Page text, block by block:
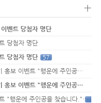
+
벤트 당첨자 명단
당첨자 명단
당첨자 명단
57
홍보 이벤트 "행운에 주인공…
홍보 이벤트 "행운에 주인공…
[무안공항 활성화] 가을전세기 홍보 이벤트 "행운에 주인공을 찾습니다."33